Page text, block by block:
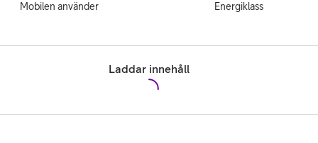
Mobilen använder Energiklass
Laddar innehåll